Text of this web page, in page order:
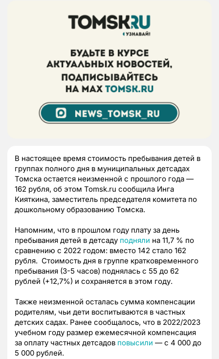
В настоящее время стоимость пребывания детей в
группах полного дня в муниципальных детсадах
Томска остается неизменной с прошлого года —
162 рубля, об этом Tomsk.ru сообщила Инга
Кияткина, заместитель председателя комитета по
дошкольному образованию Томска.
Напомним, что в прошлом году плату за день
пребывания детей в детсаду подняли на 11,7 % по
сравнению с 2022 годом: вместо 142 стало 162
рубля. Стоимость дня в группе кратковременного
пребывания (3-5 часов) поднялась с 55 до 62
рублей (+12,7%) и сохраняется в этом году.
Также неизменной осталась сумма компенсации
родителям, чьи дети воспитываются в частных
детских садах. Ранее сообщалось, что в 2022/2023
учебном году размер ежемесячной компенсация
за оплату частных детсадов повысили — с 4 000 до
5 000 рублей.